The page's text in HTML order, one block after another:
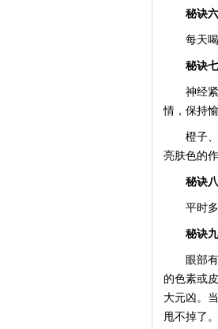
秘诀六
每天喝一
秘诀七
神经紧
情，保持
橙子、猕
亮肤色的
秘诀八
平时多咀
秘诀
眼部有黑
的色素或
大元凶。
甩不掉了。